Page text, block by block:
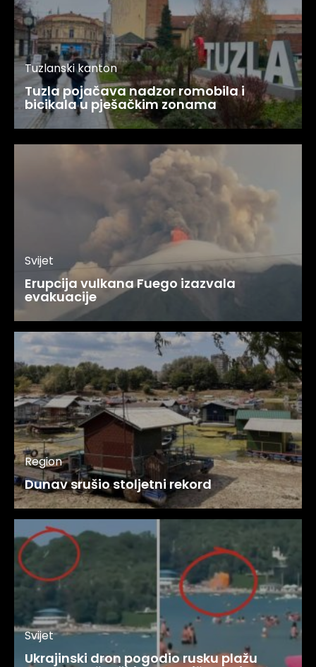
Tuzlanski kanton
Tuzla pojačava nadzor romobila i
bicikala u pješačkim zonama
Svijet
Erupcija vulkana Fuego izazvala
evakuacije
Region
Dunav srušio stoljetni rekord
Svijet
Ukrajinski dron pogodio rusku plažu